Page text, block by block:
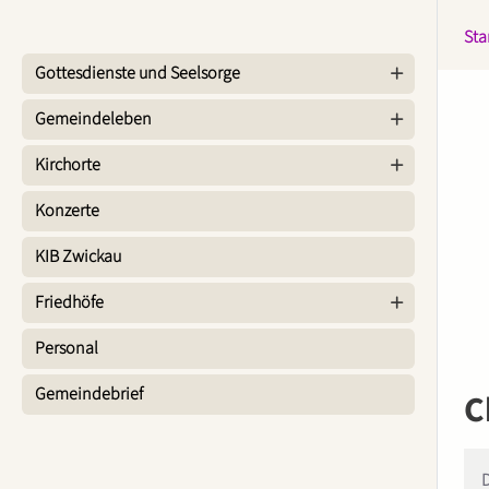
Gottesdienste und Seelsorge
Gemeindeleben
Kirchorte
Konzerte
KIB Zwickau
Friedhöfe
Personal
Gemeindebrief